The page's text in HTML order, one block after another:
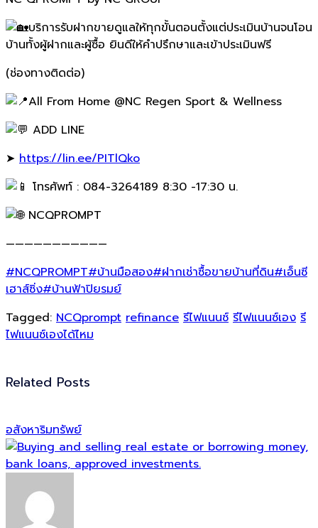
บริการรับฝากขายดูแลให้ทุกขั้นตอนตั้งแต่ประเมินบ้านจนโอน
บ้านทั้งผู้ฝากและผู้ซื้อ ยินดีให้คำปรึกษาและเข้าประเมินฟรี
(ช่องทางติดต่อ)
All From Home @NC Regen Sport & Wellness
ADD LINE
➤ https://lin.ee/PITlQko
โทรศัพท์ : 084-3264189 8:30 -17:30 น.
NCQPROMPT
———————————
#NCQPROMPT#บ้านมือสอง#ฝากเช่าซื้อขายบ้านที่ดิน#เอ็นซี
เฮาส์ซิ่ง#บ้านฟ้าปิยรมย์
Tagged: NCQprompt refinance รีไฟแนนซ์ รีไฟแนนซ์เอง รี
ไฟแนนซ์เองได้ไหม
Related Posts
อสังหาริมทรัพย์